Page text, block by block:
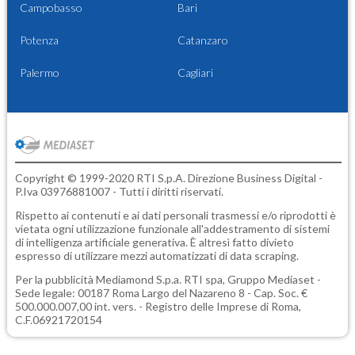
Campobasso Bari
Potenza Catanzaro
Palermo Cagliari
Copyright © 1999-2020 RTI S.p.A. Direzione Business Digital -
P.Iva 03976881007 - Tutti i diritti riservati.
Rispetto ai contenuti e ai dati personali trasmessi e/o riprodotti è
vietata ogni utilizzazione funzionale all'addestramento di sistemi
di intelligenza artificiale generativa. È altresì fatto divieto
espresso di utilizzare mezzi automatizzati di data scraping.
Per la pubblicità Mediamond S.p.a. RTI spa, Gruppo Mediaset -
Sede legale: 00187 Roma Largo del Nazareno 8 - Cap. Soc. €
500.000.007,00 int. vers. - Registro delle Imprese di Roma,
C.F.06921720154